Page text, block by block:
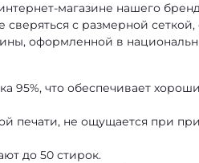
магазине нашего
с размерной сеткой,
оформленной в
95%, что обеспечивает
печати, не ощущается при
до 50 стирок.